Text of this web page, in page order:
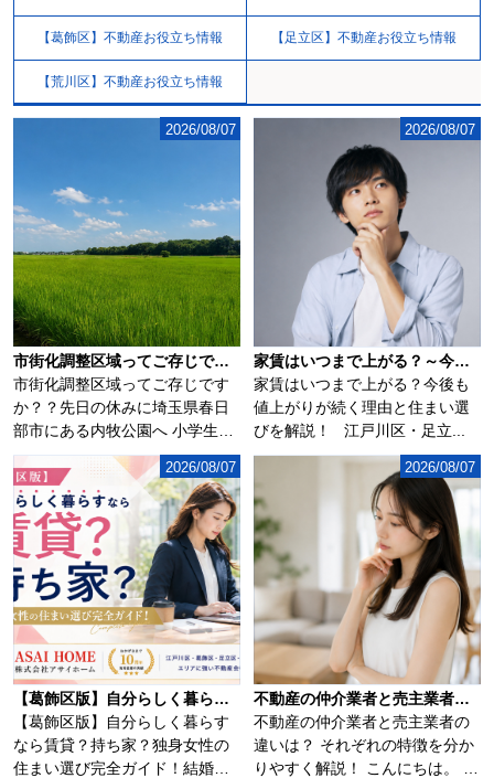
【葛飾区】不動産お役立ち情報 【足立区】不動産お役立ち情報
【荒川区】不動産お役立ち情報
市街化調整区域ってご存じですか？？
市街化調整区域ってご存じです
か？？先日の休みに埼玉県春日
部市にある内牧公園へ 小学生の
子供を連れて...
2026/08/07
家賃はいつまで上がる？～今後も値上がりが続く理由と住まい選びを解説～
家賃はいつまで上がる？今後も
値上がりが続く理由と住まい選
びを解説！ 江戸川区・足立...
2026/08/07
【葛飾区版】自分らしく暮らすなら賃貸？持ち家？独身女性の住まい選び完全ガイド
【葛飾区版】自分らしく暮らす
なら賃貸？持ち家？独身女性の
住まい選び完全ガイド！結婚の
2026/08/07
不動産の仲介業者と売主業者の違いは？
不動産の仲介業者と売主業者の
違いは？ それぞれの特徴を分か
りやすく解説！ こんにちは。 江
2026/08/07